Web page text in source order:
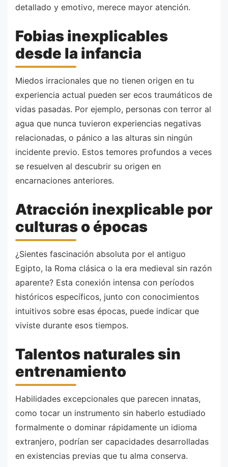
detallado y emotivo, merece mayor atención.
Fobias inexplicables
desde la infancia
Miedos irracionales que no tienen origen en tu
experiencia actual pueden ser ecos traumáticos de
vidas pasadas. Por ejemplo, personas con terror al
agua que nunca tuvieron experiencias negativas
relacionadas, o pánico a las alturas sin ningún
incidente previo. Estos temores profundos a veces
se resuelven al descubrir su origen en
encarnaciones anteriores.
Atracción inexplicable por
culturas o épocas
¿Sientes fascinación absoluta por el antiguo
Egipto, la Roma clásica o la era medieval sin razón
aparente? Esta conexión intensa con períodos
históricos específicos, junto con conocimientos
intuitivos sobre esas épocas, puede indicar que
viviste durante esos tiempos.
Talentos naturales sin
entrenamiento
Habilidades excepcionales que parecen innatas,
como tocar un instrumento sin haberlo estudiado
formalmente o dominar rápidamente un idioma
extranjero, podrían ser capacidades desarrolladas
en existencias previas que tu alma conserva.